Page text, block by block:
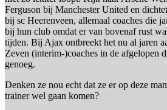
Ferguson bij Manchester United en
bij sc Heerenveen, allemaal coaches die
bij hun club omdat er van bovenaf rust
tijden. Bij Ajax ontbreekt het nu al jaren
Zeven (interim-)coaches in de afgelopen
genoeg.
Denken ze nou echt dat ze er op deze
trainer wel gaan komen?